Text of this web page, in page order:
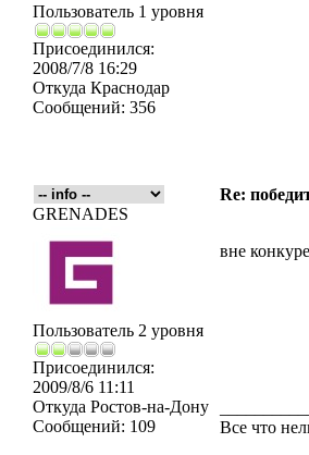
Пользователь 1 уровня
Присоединился:
2008/7/8 16:29
Откуда Краснодар
Сообщений: 356
Re:
GRENADES
Пользователь 2 уровня
Присоединился:
2009/8/6 11:11
Откуда Ростов-на-Дону
Сообщений: 109
вне
Все что